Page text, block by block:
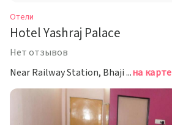
Отели
Hotel Yashraj Palace
Нет отзывов
Near Railway Station, Bhaji Market, Аурангабадна карте